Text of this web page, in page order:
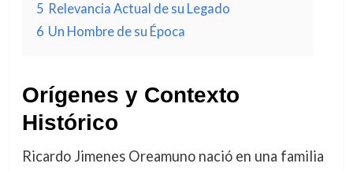
5 Relevancia Actual de su Legado
6 Un Hombre de su Época
Orígenes y Contexto
Histórico
Ricardo Jimenes Oreamuno nació en una familia